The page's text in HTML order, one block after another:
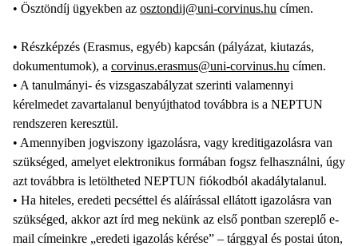
• Ösztöndíj ügyekben az osztondij@uni-corvinus.hu címen.
• Részképzés (Erasmus, egyéb) kapcsán (pályázat, kiutazás,
dokumentumok), a corvinus.erasmus@uni-corvinus.hu címen.
• A tanulmányi- és vizsgaszabályzat szerinti valamennyi
kérelmedet zavartalanul benyújthatod továbbra is a NEPTUN
rendszeren keresztül.
• Amennyiben jogviszony igazolásra, vagy kreditigazolásra van
szükséged, amelyet elektronikus formában fogsz felhasználni, úgy
azt továbbra is letöltheted NEPTUN fiókodból akadálytalanul.
• Ha hiteles, eredeti pecséttel és aláírással ellátott igazolásra van
szükséged, akkor azt írd meg nekünk az első pontban szereplő e-
mail címeinkre „eredeti igazolás kérése” – tárggyal és postai úton,